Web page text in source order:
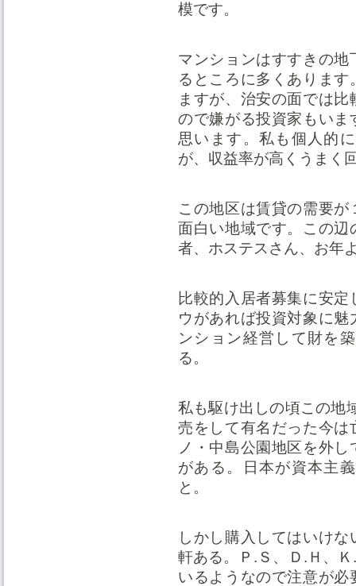
模です。
マンションはすすきの
るところに多くありま
ますが、治安の面では
ので嫌がる投資家もい
思います。私も個人的
が、収益率が高くうまく
この地区は賃貸の需要
面白い地域です。この
者、ホステスさん、お年
比較的入居者募集に安
ウがあれば投資対象に
ンション経営して財を
る。
私も駆け出しの頃この地
売をして有名だった今
ノ・中島公園地区を外
がある。日本が資本主
と。
しかし購入してはいけ
軒ある。Ｐ.Ｓ、Ｄ.Ｈ、
いるようなので注意が